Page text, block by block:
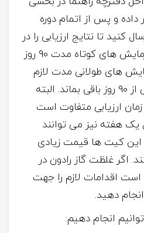
داده و پس از اتمام دوره
کنید تا نتایج ارزیابی را در
اختیار شما قرار دهند. آزمایش های کوتاه مدت ۹۰ روز
های طولانی مدت لازم
است کیت آزمایش بیش از ۹۰ روز باقی بماند. البته
ارزیابی متفاوت است
هفته نیز می توانند
این کیت ها قیمت زیادی
اگر غلظت گاز رادون در
است اقدامات لازم را جهت
دهید.
انجام دهیم: